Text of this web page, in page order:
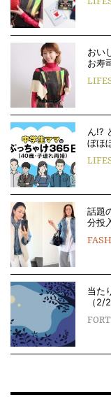
おい
お寿
ん!?
ぼほ
話題
分投
当た
（